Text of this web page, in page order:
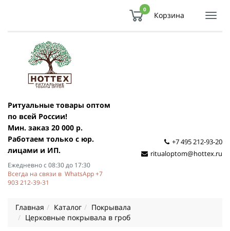
0
Корзина
Ритуальные товары оптом
по всей России!
Мин. заказ 20 000 р.
Работаем только с юр.
лицами и ИП.
Ежедневно с 08:30 до 17:30
Всегда на связи в WhatsApp +7
903 212-39-31
+7 495 212-93-20
ritualoptom@hottex.ru
Главная Каталог
Покрывала
Церковные покрывала в гроб